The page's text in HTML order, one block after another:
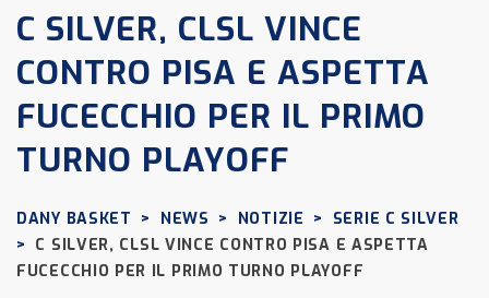
C SILVER, CLSL VINCE
CONTRO PISA E ASPETTA
FUCECCHIO PER IL PRIMO
TURNO PLAYOFF
DANY BASKET > NEWS > NOTIZIE >
SERIE C SILVER
> C SILVER, CLSL VINCE CONTRO PISA E ASPETTA
FUCECCHIO PER IL PRIMO TURNO PLAYOFF